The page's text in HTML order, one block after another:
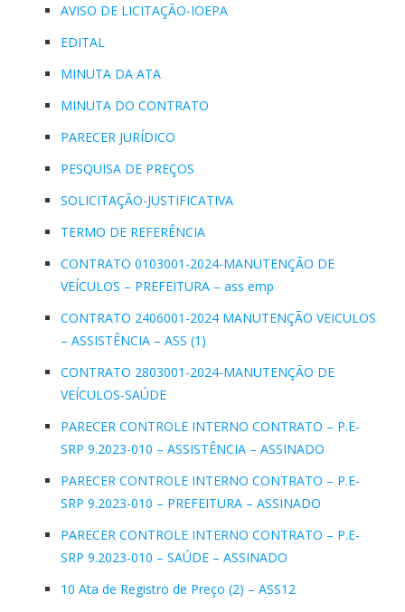
AVISO DE LICITAÇÃO-IOEPA
EDITAL
MINUTA DA ATA
MINUTA DO CONTRATO
PARECER JURÍDICO
PESQUISA DE PREÇOS
SOLICITAÇÃO-JUSTIFICATIVA
TERMO DE REFERÊNCIA
CONTRATO 0103001-2024-MANUTENÇÃO DE
VEÍCULOS – PREFEITURA – ass emp
CONTRATO 2406001-2024 MANUTENÇÃO VEICULOS
– ASSISTÊNCIA – ASS (1)
CONTRATO 2803001-2024-MANUTENÇÃO DE
VEÍCULOS-SAÚDE
PARECER CONTROLE INTERNO CONTRATO – P.E-
SRP 9.2023-010 – ASSISTÊNCIA – ASSINADO
PARECER CONTROLE INTERNO CONTRATO – P.E-
SRP 9.2023-010 – PREFEITURA – ASSINADO
PARECER CONTROLE INTERNO CONTRATO – P.E-
SRP 9.2023-010 – SAÚDE – ASSINADO
10 Ata de Registro de Preço (2) – ASS12